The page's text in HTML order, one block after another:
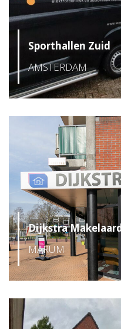
Sporthallen Zuid
AMSTERDAM
Dijkstra
MARUM